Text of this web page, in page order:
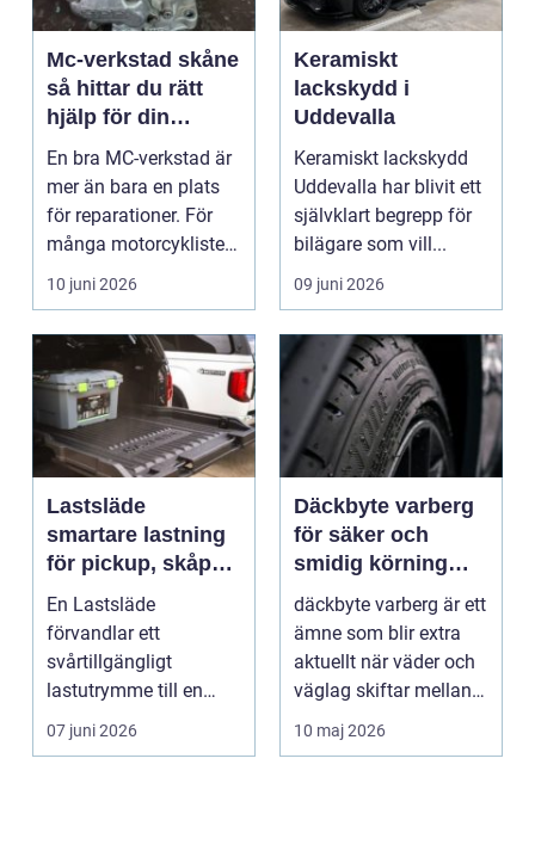
Mc-verkstad skåne
så hittar du rätt
hjälp för din
motorcykel
En bra MC-verkstad är
mer än bara en plats
för reparationer. För
många motorcyklister
handlar det om...
10 juni 2026
Keramiskt
lackskydd i
Uddevalla
Keramiskt lackskydd
Uddevalla har blivit ett
självklart begrepp för
bilägare som vill...
09 juni 2026
Lastsläde
smartare lastning
för pickup, skåpbil
och personbil
En Lastsläde
förvandlar ett
svårtillgängligt
lastutrymme till en
lättjobbad yta. Genom
att dra ut la...
07 juni 2026
Däckbyte varberg
för säker och
smidig körning
Året runt
däckbyte varberg är ett
ämne som blir extra
aktuellt när väder och
väglag skiftar mellan
sommar och ...
10 maj 2026